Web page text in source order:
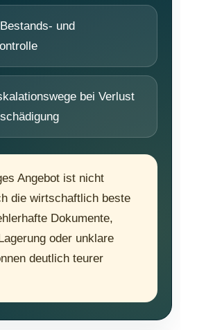
und
bei Verlust
Angebot ist nicht
die wirtschaftlich beste
Dokumente,
oder unklare
deutlich teurer